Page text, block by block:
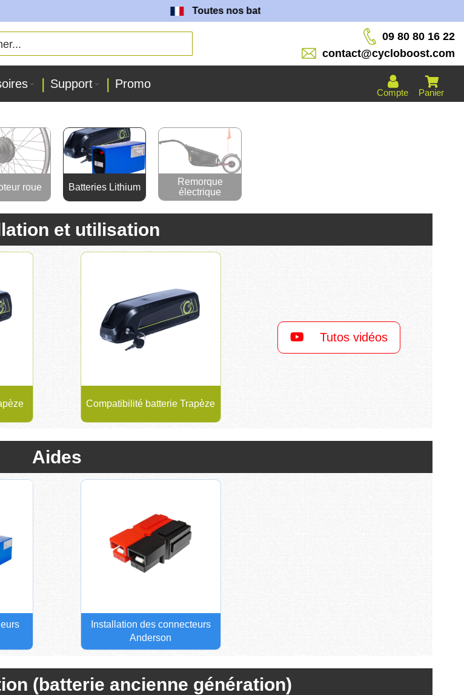
Toutes nos batteries sont fabriquées dans nos ateliers !
09 80 80 16 22
contact@cycloboost.com
Panier
Compte
Support Promo
roue Batteries Lithium
Remorque
électrique
et utilisation
Compatibilité batterie Trapèze
Tutos vidéos
Aides
Installation des connecteurs
Anderson
(batterie ancienne génération)